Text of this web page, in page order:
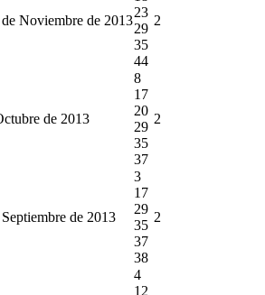
Noviembre de 2013
23
29
35
44
2
de 2013
8
17
20
29
35
37
2
de 2013
3
17
29
35
37
38
2
4
12